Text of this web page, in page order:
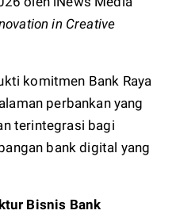
in Creative
komitmen Bank Raya
perbankan yang
terintegrasi bagi
bank digital yang
Bisnis Bank